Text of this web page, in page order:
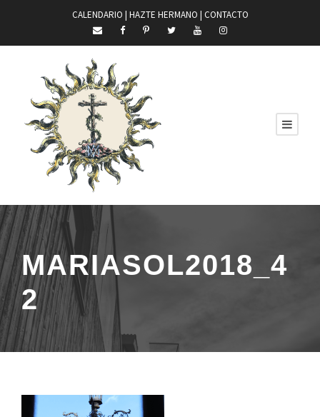
CALENDARIO | HAZTE HERMANO | CONTACTO
MARIASOL2018_4
2